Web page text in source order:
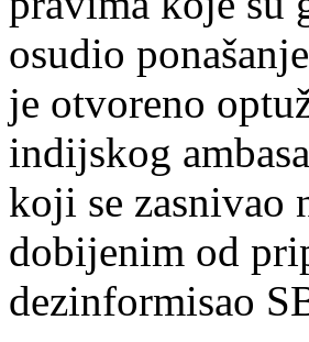
osudio
je otvoreno
indijskog
koji se zasnivao
dobijenim od
dezinformisao